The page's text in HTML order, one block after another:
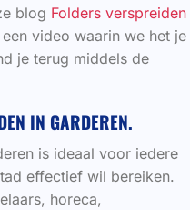
blog Folders verspreiden
video waarin we het je
je terug middels de
IN GARDEREN.
is ideaal voor iedere
effectief wil bereiken.
horeca,